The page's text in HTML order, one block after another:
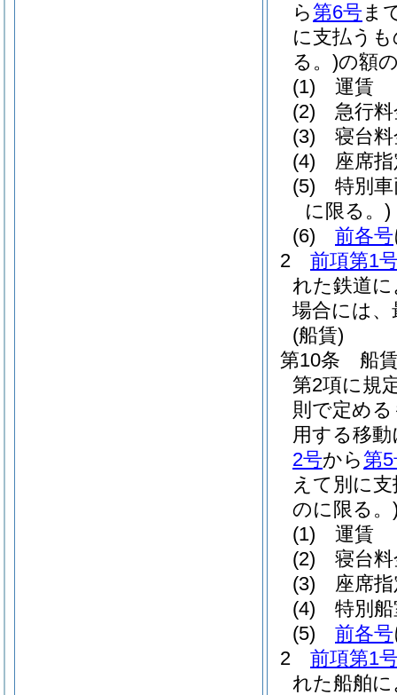
ら第6号ま
に支払う
る。)の額
(1)
運賃
(2)
急行
(3)
寝台
(4)
座席
(5)
特別
に限る。)
(6)
前各号
2
前項第1
れた鉄道
場合には、
(船賃)
第10条
船
第2項に規
則で定め
用する移
2号から第
えて別に
のに限る。
(1)
運賃
(2)
寝台
(3)
座席
(4)
特別
(5)
前各号
2
前項第1
れた船舶